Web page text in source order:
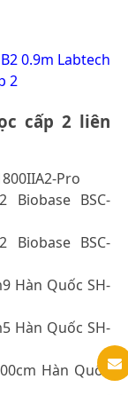
0.9m Labtech
2
cấp 2 liên
Pro
BSC-
BSC-
Hàn Quốc SH-
Hàn Quốc SH-
Hàn Quốc